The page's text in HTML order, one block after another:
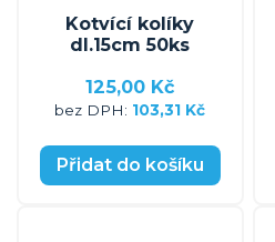
Kotvící kolíky
dl.15cm 50ks
125,00 Kč
103,31 Kč
Přidat do košíku